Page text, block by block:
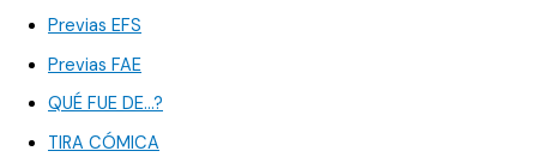
Previas EFS
Previas FAE
QUÉ FUE DE…?
TIRA CÓMICA